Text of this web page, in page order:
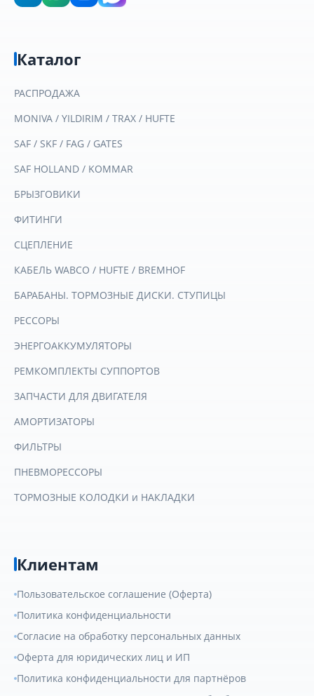
Каталог
РАСПРОДАЖА
MONIVA / YILDIRIM / TRAX / HUFTE
SAF / SKF / FAG / GATES
SAF HOLLAND / KOMMAR
БРЫЗГОВИКИ
ФИТИНГИ
СЦЕПЛЕНИЕ
КАБЕЛЬ WABCO / HUFTE / BREMHOF
БАРАБАНЫ. ТОРМОЗНЫЕ ДИСКИ. СТУПИЦЫ
РЕССОРЫ
ЭНЕРГОАККУМУЛЯТОРЫ
РЕМКОМПЛЕКТЫ СУППОРТОВ
ЗАПЧАСТИ ДЛЯ ДВИГАТЕЛЯ
АМОРТИЗАТОРЫ
ФИЛЬТРЫ
ПНЕВМОРЕССОРЫ
ТОРМОЗНЫЕ КОЛОДКИ и НАКЛАДКИ
Клиентам
Пользовательское соглашение (Оферта)
Политика конфиденциальности
Согласие на обработку персональных данных
Оферта для юридических лиц и ИП
Политика конфиденциальности для партнёров